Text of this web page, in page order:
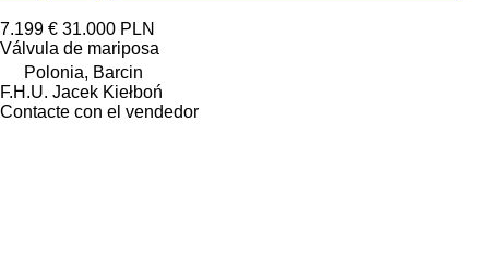
7.199 € 31.000 PLN
Válvula de mariposa
Polonia, Barcin
F.H.U. Jacek Kiełboń
Contacte con el vendedor